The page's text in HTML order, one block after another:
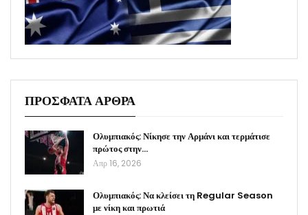
ΠΡΟΣΦΑΤΑ ΑΡΘΡΑ
Ολυμπιακός: Νίκησε την Αρμάνι και τερμάτισε
πρώτος στην…
Απρ 16, 2026
Ολυμπιακός: Να κλείσει τη Regular Season
με νίκη και πρωτιά